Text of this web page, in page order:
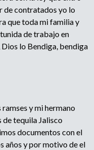
de contratados yo lo
que toda mi familia y
de trabajo en
lo Bendiga, bendiga
y mi hermano
de tequila Jalisco
documentos con el
años y por motivo de el